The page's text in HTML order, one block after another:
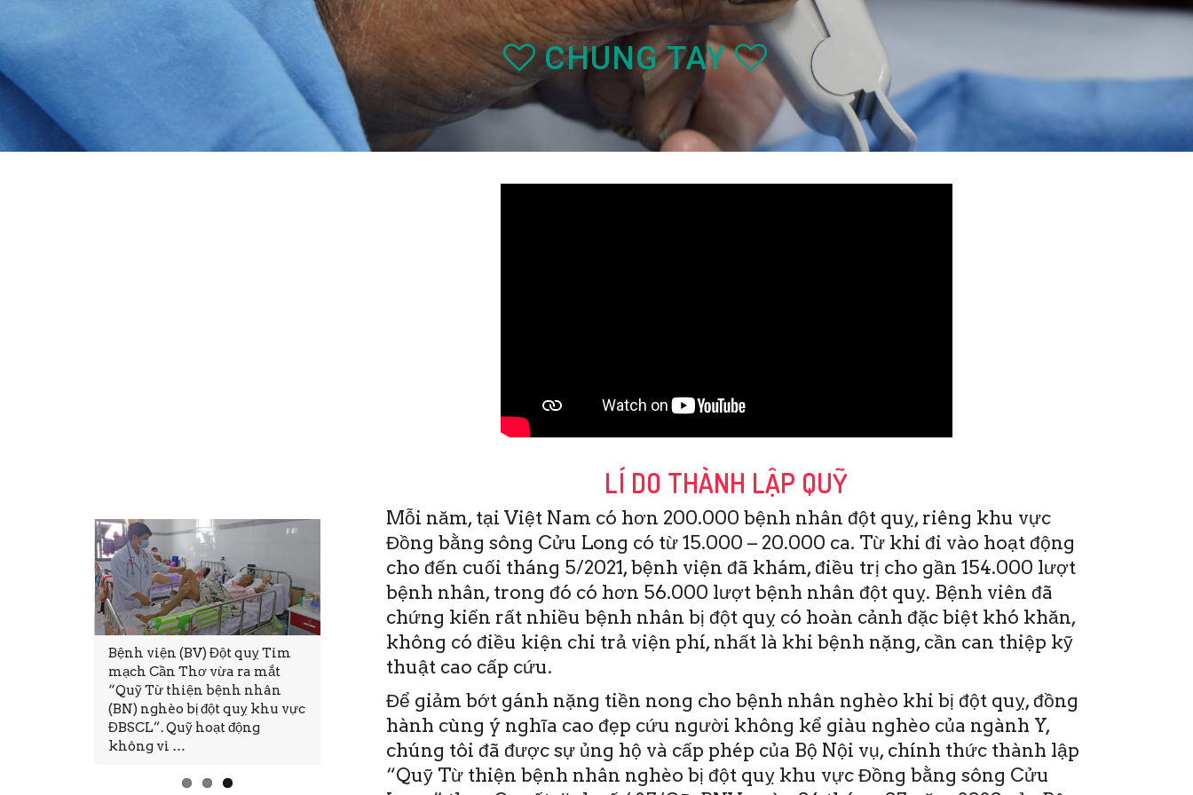
CHUNG TAY
Bệnh viện (BV) Đột quỵ Tim
mạch Cần Thơ vừa ra mắt
“Quỹ Từ thiện bệnh nhân
(BN) nghèo bị đột quỵ khu vực
ĐBSCL”. Quỹ hoạt động
không vì …
Thứ Sáu, 19/6/2020
11:28(ĐTTTO)- Sáng nay 19-6,
tại Bệnh viện Đột quỵ Tim
mạch Cần Thơ đã diễn ra Hội
thảo và Đào tạo y khoa liên
tục CME. Đây …
LÍ DO THÀNH LẬP QUỸ
Mỗi năm, tại Việt Nam có hơn 200.000 bệnh nhân đột quỵ, riêng khu vực
Đồng bằng sông Cửu Long có từ 15.000 – 20.000 ca. Từ khi đi vào hoạt động
cho đến cuối tháng 5/2021, bệnh viện đã khám, điều trị cho gần 154.000 lượt
bệnh nhân, trong đó có hơn 56.000 lượt bệnh nhân đột quỵ. Bệnh viên đã
chứng kiến rất nhiều bệnh nhân bị đột quỵ có hoàn cảnh đặc biệt khó khăn,
không có điều kiện chi trả viện phí, nhất là khi bệnh nặng, cần can thiệp kỹ
thuật cao cấp cứu.
Để giảm bớt gánh nặng tiền nong cho bệnh nhân nghèo khi bị đột quỵ, đồng
hành cùng ý nghĩa cao đẹp cứu người không kể giàu nghèo của ngành Y,
chúng tôi đã được sự ủng hộ và cấp phép của Bộ Nội vụ, chính thức thành lập
“Quỹ Từ thiện bệnh nhân nghèo bị đột quỵ khu vực Đồng bằng sông Cửu